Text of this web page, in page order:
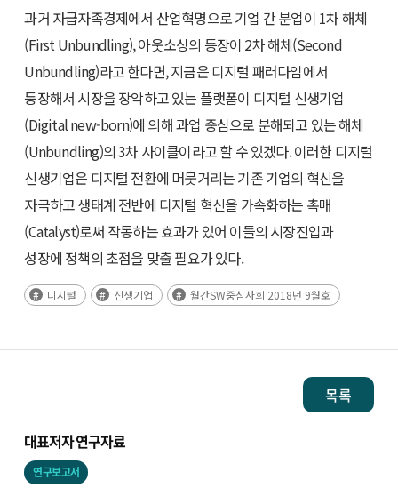
과거 자급자족경제에서 산업혁명으로 기업 간 분업이 1차 해체
(First Unbundling), 아웃소싱의 등장이 2차 해체(Second
Unbundling)라고 한다면, 지금은 디지털 패러다임에서
등장해서 시장을 장악하고 있는 플랫폼이 디지털 신생기업
(Digital new-born)에 의해 과업 중심으로 분해되고 있는 해체
(Unbundling)의 3차 사이클이라고 할 수 있겠다. 이러한 디지털
신생기업은 디지털 전환에 머뭇거리는 기존 기업의 혁신을
자극하고 생태계 전반에 디지털 혁신을 가속화하는 촉매
(Catalyst)로써 작동하는 효과가 있어 이들의 시장진입과
성장에 정책의 초점을 맞출 필요가 있다.
디지털 신생기업 월간SW중심사회 2018년 9월호
목록
대표저자 연구자료
연구보고서